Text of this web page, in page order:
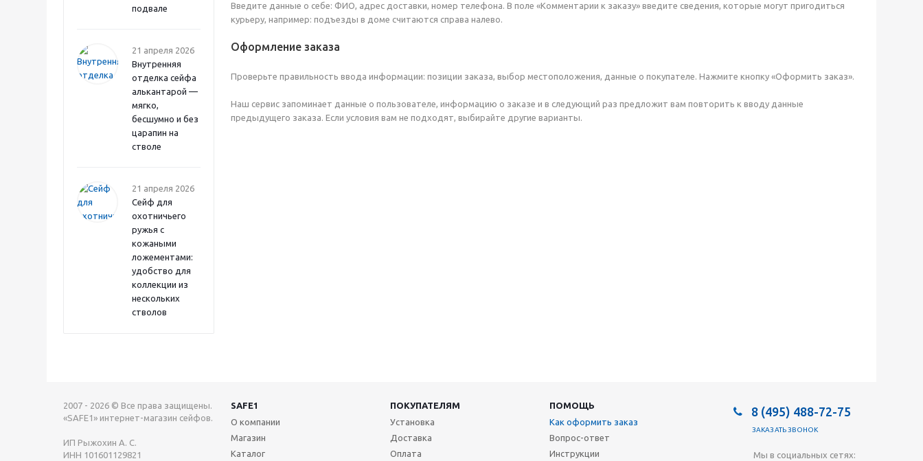
подвале
21 апреля 2026
Внутренняя
отделка сейфа
алькантарой —
мягко,
бесшумно и без
царапин на
стволе
21 апреля 2026
Сейф для
охотничьего
ружья с
кожаными
ложементами:
удобство для
коллекции из
нескольких
стволов
Введите данные о себе: ФИО, адрес доставки, номер телефона. В поле «Комментарии к заказу» введите сведения, которые могут пригодиться
курьеру, например: подъезды в доме считаются справа налево.
Оформление заказа
Проверьте правильность ввода информации: позиции заказа, выбор местоположения, данные о покупателе. Нажмите кнопку «Оформить заказ».
Наш сервис запоминает данные о пользователе, информацию о заказе и в следующий раз предложит вам повторить к вводу данные
предыдущего заказа. Если условия вам не подходят, выбирайте другие варианты.
2007 - 2026 © Все права защищены.
«SAFE1» интернет-магазин сейфов.
ИП Рыжохин А. С.
ИНН 101601129821
SAFE1 ПОКУПАТЕЛЯМ
ПОМОЩЬ
О компании
Магазин
Каталог
Установка
Доставка
Оплата
Как оформить заказ
Вопрос-ответ
Инструкции
8 (495) 488-72-75
ЗАКАЗАТЬ ЗВОНОК
Мы в социальных сетях: